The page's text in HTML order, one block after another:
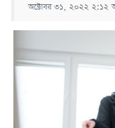
অক্টোবর ৩১, ২০২২ ২:১২